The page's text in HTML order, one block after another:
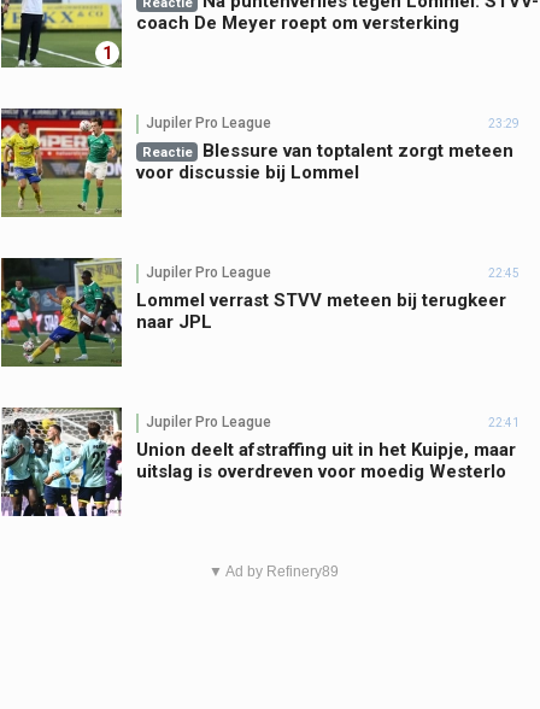
1
coach De Meyer roept om versterking
Jupiler Pro League 23:29
Reactie
Blessure van toptalent zorgt meteen
voor discussie bij Lommel
Jupiler Pro League 22:45
Lommel verrast STVV meteen bij terugkeer
naar JPL
Jupiler Pro League 22:41
Union deelt afstraffing uit in het Kuipje, maar
uitslag is overdreven voor moedig Westerlo
▼ Ad by Refinery89